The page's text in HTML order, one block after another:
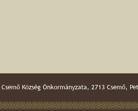
Csemő Község Önkormányzata, 2713